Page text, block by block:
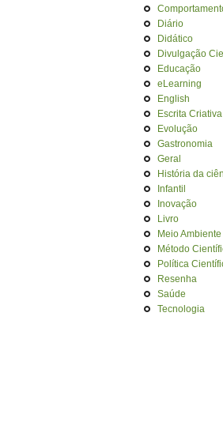
Diário
Didático
Divulgação
Educação
eLearning
English
Escrita Criativa
Evolução
Gastronomia
Geral
História da
Infantil
Inovação
Livro
Meio Ambiente
Método
Política
Resenha
Saúde
Tecnologia